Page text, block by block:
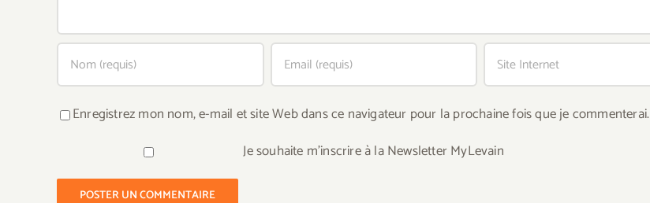
Enregistrez mon nom, e-mail et site Web dans ce navigateur pour la prochaine fois que je commenterai.
Je souhaite m'inscrire à la Newsletter MyLevain